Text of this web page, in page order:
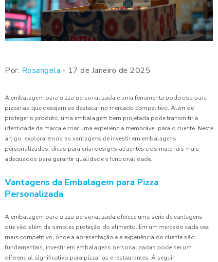
Por: Rosangela - 17 de Janeiro de 2025
A embalagem para pizza personalizada é uma ferramenta poderosa para
pizzarias que desejam se destacar no mercado competitivo. Além de
proteger o produto, uma embalagem bem projetada pode transmitir a
identidade da marca e criar uma experiência memorável para o cliente. Neste
artigo, exploraremos as vantagens de investir em embalagens
personalizadas, dicas para criar designs atraentes e os materiais mais
adequados para garantir qualidade e funcionalidade.
Vantagens da Embalagem para Pizza
Personalizada
A embalagem para pizza personalizada oferece uma série de vantagens
que vão além da simples proteção do alimento. Em um mercado cada vez
mais competitivo, onde a apresentação e a experiência do cliente são
fundamentais, investir em embalagens personalizadas pode ser um
diferencial significativo para pizzarias e restaurantes. A seguir,